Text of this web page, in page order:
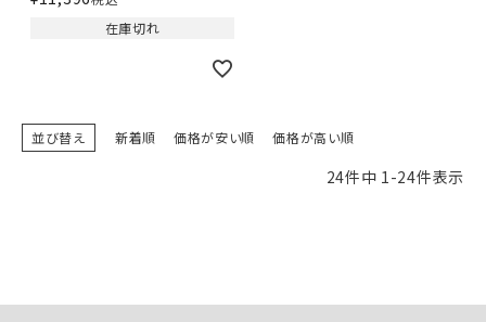
在庫切れ
並び替え 新着順 価格が安い順 価格が高い順
24件中 1 -24件表示